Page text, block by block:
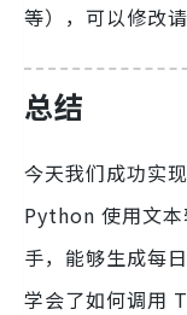
等），可以修改
总结
今天我们成功实
Python 使用文本
手，能够生成每
学会了如何调用